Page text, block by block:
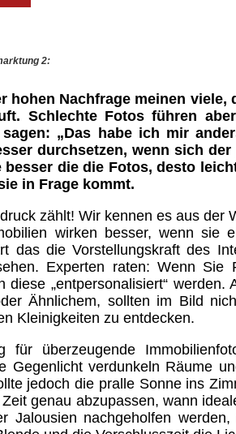
2:
hohen Nachfrage meinen
Schlechte Fotos führen
sagen: „Das habe ich mir
durchsetzen, wenn sich
besser die die Fotos, desto
in Frage kommt.
zählt! Wir kennen es aus der
wirken besser, wenn sie
das die Vorstellungskraft des
Experten raten: Wenn
diese „entpersonalisiert“
Ähnlichem, sollten im Bild
Kleinigkeiten zu entdecken.
für überzeugende
Gegenlicht verdunkeln Räume
jedoch die pralle Sonne ins
genau abzupassen, wann
Jalousien nachgeholfen